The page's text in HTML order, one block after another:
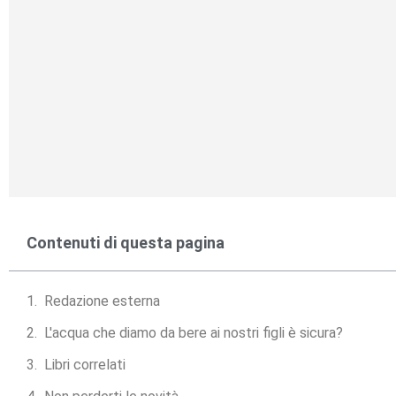
Contenuti di questa pagina
Redazione esterna
L'acqua che diamo da bere ai nostri figli è sicura?
Libri correlati